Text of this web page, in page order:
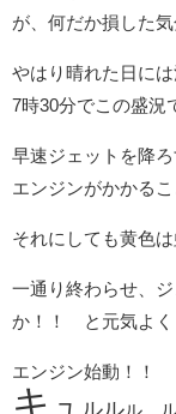
が、何だか損した気
やはり晴れた日には
7時30分でこの盛況
早速ジェットを降ろ
エンジンがかかる
それにしても黄色は
一通り終わらせ、
か！！ と元気よく
エンジン始動！！
キ ュ ルルル